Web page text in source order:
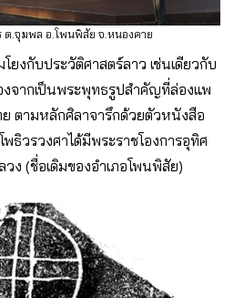
ต.จุมพล อ.โพนพิสัย จ.หนองคาย
ยงกับประวัติศาสตร์ลาว เช่นเดียวกับ
งจากเป็นพระพุทธรูปสำคัญที่ล่องแพ
ย ตามหลักศิลาจารึกด้วยตัวหนังสือ
ธิวรวงศาได้มีพระราชโองการอุทิศ
ง (ชื่อเดิมของอำเภอโพนพิสัย)